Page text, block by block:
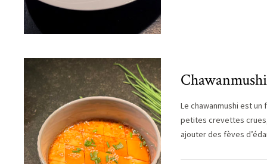
Le chawanmushi est
petites crevettes
ajouter des fèves